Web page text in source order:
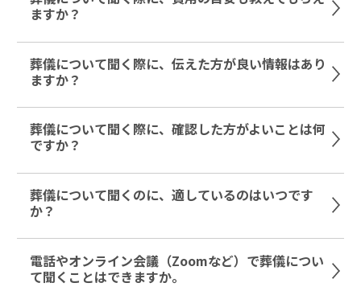
ますか？
葬儀について聞く際に、伝えた方が良い情報はあり
ますか？
葬儀について聞く際に、確認した方がよいことは何
ですか？
葬儀について聞くのに、適しているのはいつです
か？
電話やオンライン会議（Zoomなど）で葬儀につい
て聞くことはできますか。